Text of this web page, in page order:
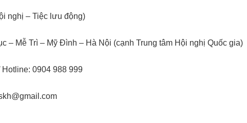
nghị – Tiệc lưu động)
– Mễ Trì – Mỹ Đình – Hà Nội (cạnh Trung tâm Hội nghị Quốc gia)
Hotline: 0904 988 999